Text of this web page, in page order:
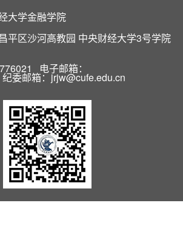
大学金融学院
平区沙河高教园 中央财经大学3号学院
电子邮箱：
委邮箱：jrjw@cufe.edu.cn